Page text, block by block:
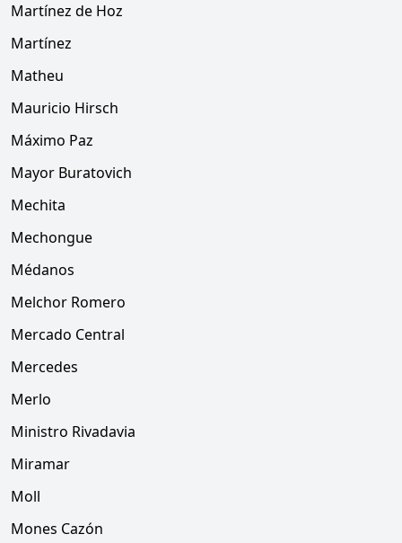
Martínez de Hoz
Martínez
Matheu
Mauricio Hirsch
Máximo Paz
Mayor Buratovich
Mechita
Mechongue
Médanos
Melchor Romero
Mercado Central
Mercedes
Merlo
Ministro Rivadavia
Miramar
Moll
Mones Cazón